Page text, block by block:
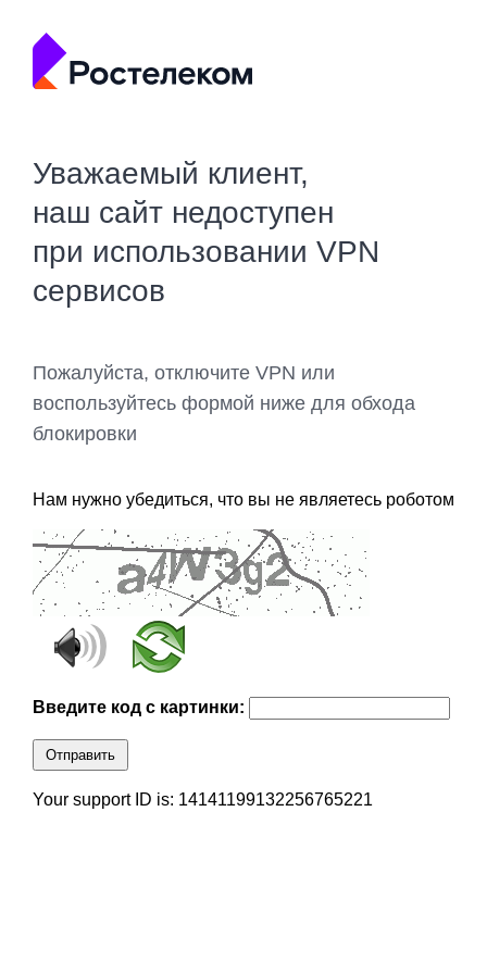
Уважаемый клиент,
наш сайт недоступен
при использовании VPN
сервисов
Пожалуйста, отключите VPN или
воспользуйтесь формой ниже для обхода
блокировки
Нам нужно убедиться, что вы не являетесь роботом
Введите код с картинки:
Отправить
Your support ID is: 14141199132256765221